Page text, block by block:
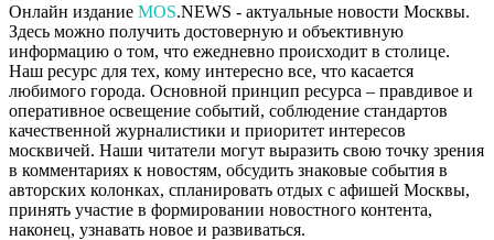
Онлайн издание MOS.NEWS - актуальные новости Москвы.
Здесь можно получить достоверную и объективную
информацию о том, что ежедневно происходит в столице.
Наш ресурс для тех, кому интересно все, что касается
любимого города. Основной принцип ресурса – правдивое и
оперативное освещение событий, соблюдение стандартов
качественной журналистики и приоритет интересов
москвичей. Наши читатели могут выразить свою точку зрения
в комментариях к новостям, обсудить знаковые события в
авторских колонках, спланировать отдых с афишей Москвы,
принять участие в формировании новостного контента,
наконец, узнавать новое и развиваться.